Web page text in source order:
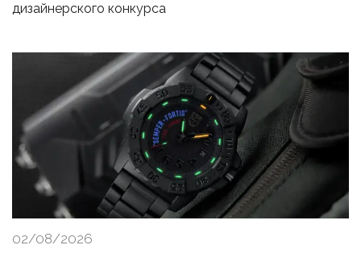
дизайнерского конкурса
02/08/2026